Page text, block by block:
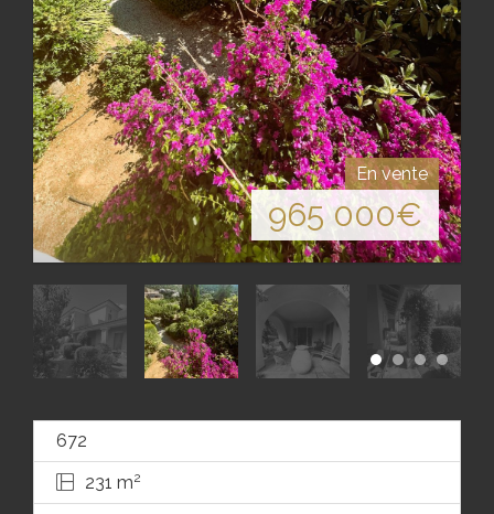
En vente
965 000€
672
231 m2